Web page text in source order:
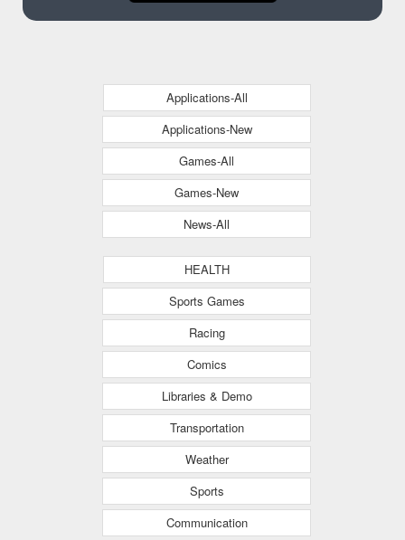
Applications-All
Applications-New
Games-All
Games-New
News-All
HEALTH
Sports Games
Racing
Comics
Libraries & Demo
Transportation
Weather
Sports
Communication